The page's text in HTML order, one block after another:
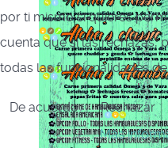
por ti mismo si quieres
cuenta que si las rechazas,
todas las funcionalidades
De acuerdo
Rechazar
Más